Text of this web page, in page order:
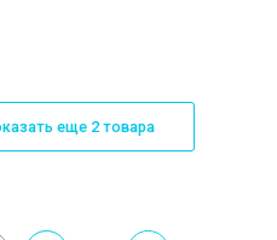
Показать еще 2 товара